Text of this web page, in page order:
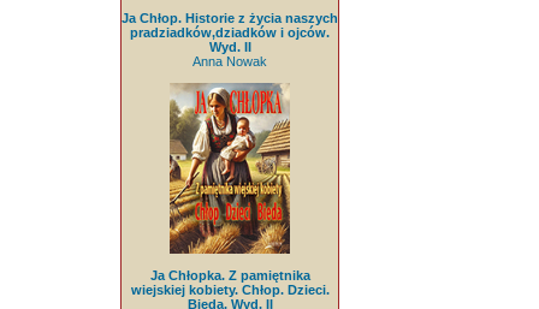
Ja Chłop. Historie z życia naszych
pradziadków,dziadków i ojców.
Wyd. II
Anna Nowak
Ja Chłopka. Z pamiętnika
wiejskiej kobiety. Chłop. Dzieci.
Bieda. Wyd. II